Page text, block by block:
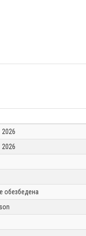
2026
2026
обезбедена